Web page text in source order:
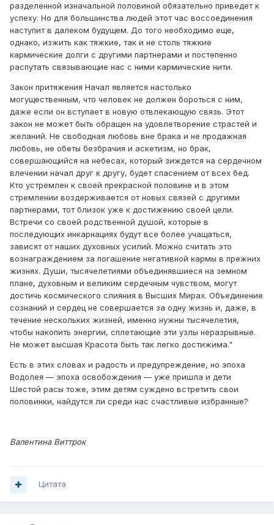
разделенной изначальной половиной обязательно приведет к
успеху. Но для большинства людей этот час воссоединения
наступит в далеком будущем. До того необходимо еще,
однако, изжить как тяжкие, так и не столь тяжкие
кармические долги с другими партнерами и постепенно
распутать связывающие нас с ними кармические нити.
Закон притяжения Начал является настолько
могущественным, что человек не должен бороться с ним,
даже если он вступает в новую отвлекающую связь. Этот
закон не может быть обращен на удовлетворение страстей и
желаний. Не свободная любовь вне брака и не продажная
любовь, не обеты безбрачия и аскетизм, но брак,
совершающийся на небесах, который зиждется на сердечном
влечении начал друг к другу, будет спасением от всех бед.
Кто устремлен к своей прекрасной половине и в этом
стремлении воздерживается от новых связей с другими
партнерами, тот близок уже к достижению своей цели.
Встречи со своей родственной душой, которые в
последующих инкарнациях будут все более учащаться,
зависят от наших духовных усилий. Можно считать это
вознаграждением за погашение негативной кармы в прежних
жизнях. Души, тысячелетиями объединявшиеся на земном
плане, духовным и великим сердечным чувством, могут
достичь космического слияния в Высших Мирах. Объединение
сознаний и сердец не совершается за одну жизнь и, даже, в
течение нескольких жизней, именно нужны тысячелетия,
чтобы накопить энергии, сплетающие эти узлы неразрывные.
Не может высшая Красота быть так легко достижима."
Есть в этих словах и радость и предупреждение, но эпоха
Водолея — эпоха освобождения — уже пришла и дети
Шестой расы тоже, этим детям суждено встретить свои
половинки, найдутся ли среди нас счастливые избранные?
Валентина Виттрок
Цитата